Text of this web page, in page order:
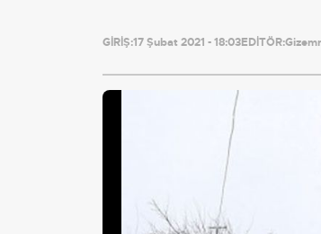
GİRİŞ:17 Şubat 2021 - 18:03EDİTÖR: